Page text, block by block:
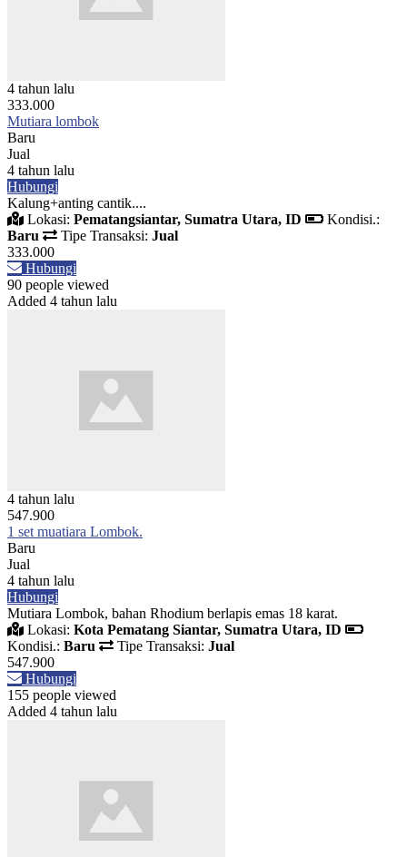
4 tahun lalu
333.000
Mutiara lombok
Baru
Jual
4 tahun lalu
Hubungi
Kalung+anting cantik....
Lokasi: Pematangsiantar, Sumatra Utara, ID
Kondisi.:
Baru
Tipe Transaksi: Jual
333.000
Hubungi
90 people viewed
Added 4 tahun lalu
4 tahun lalu
547.900
1 set muatiara Lombok.
Baru
Jual
4 tahun lalu
Hubungi
Mutiara Lombok, bahan Rhodium berlapis emas 18 karat.
Lokasi: Kota Pematang Siantar, Sumatra Utara, ID
Kondisi.: Baru Tipe Transaksi: Jual
547.900
Hubungi
155 people viewed
Added 4 tahun lalu